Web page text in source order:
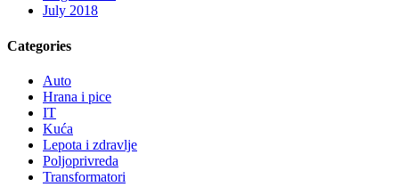
July 2018
Categories
Auto
Hrana i pice
IT
Kuća
Lepota i zdravlje
Poljoprivreda
Transformatori